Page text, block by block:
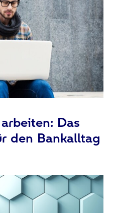
Das
den Bankalltag